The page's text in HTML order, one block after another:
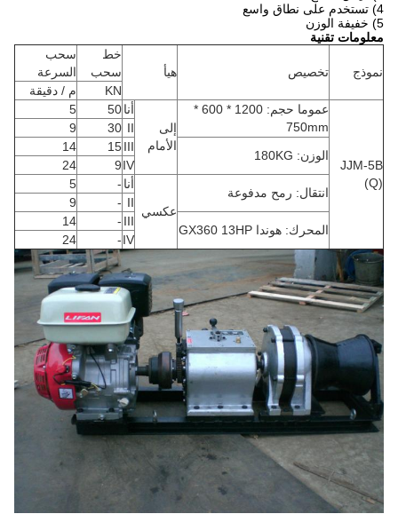
4) تستخدم على نطاق واسع
5) خفيفة الوزن
معلومات تقنية
نموذج تخصيص هيأ
خط
سحب
سحب
السرعة
KN
م / دقيقة
JJM-5B
(Q)
عموما حجم: 1200 * 600 *
750mm
إلى
الأمام
أنا 50
5
30
الوزن: 180KG
III
15
14
IV
9
24
انتقال: رمح مدفوعة
عكسي
أنا -
5
المحرك: هوندا GX360 13HP
III
-
14
IV
-
24